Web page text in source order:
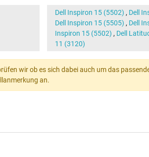
Dell Inspiron 15 (5502) , Dell
Dell Inspiron 15 (5505) , Dell
Inspiron 15 (5502) , Dell
11 (3120)
wir ob es sich dabei auch um das
an.